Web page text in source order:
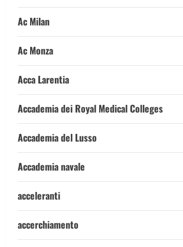
Ac Milan
Ac Monza
Acca Larentia
Accademia dei Royal Medical Colleges
Accademia del Lusso
Accademia navale
acceleranti
accerchiamento